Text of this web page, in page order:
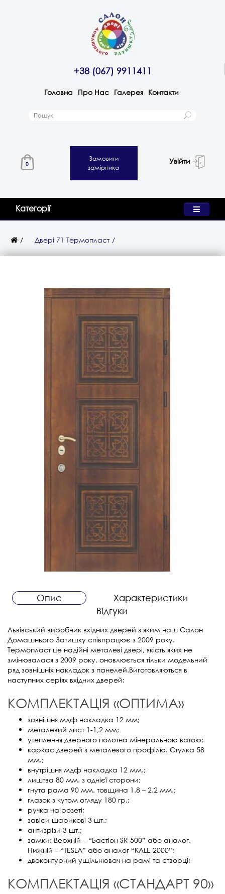
+38 (067) 9911411
Головна Про Нас Галерея Контакти
0
Замовити
замірника
Увійти
Категорії
Двері 71 Термопласт
Опис
Характеристики
Відгуки
Львівський виробник вхідних дверей з яким наш Салон
Домашнього Затишку співпрацює з 2009 року.
Термопласт це надійні металеві двері, якість яких не
змінювалася з 2009 року, оновлюється тільки модельний
ряд зовнішніх накладок з панелей.Виготовляються в
наступних серіях вхідних дверей:
КОМПЛЕКТАЦІЯ «ОПТИМА»
зовнішня мдф накладка 12 мм;
металевий лист 1-1,2 мм;
утеплення дверного полотна мінеральною ватою;
каркас дверей з металевого профілю. Стулка 58
мм.;
внутрішня мдф накладка 12 мм.;
лиштва 80 мм. з однієї сторони;
гнута рама 90 мм. товщина 1.8 – 2.2 мм.;
глазок з кутом огляду 180 гр.;
ручка на розеті;
завіси шарикові 3 шт.;
антизрізи 3 шт.;
замки: Верхній – “Бастіон SR 500” або аналог.
Нижній – “TESLA” або аналог “KALE 2000”;
двоконтурний ущільнювач на рамі та створці;
КОМПЛЕКТАЦІЯ «СТАНДАРТ 90»